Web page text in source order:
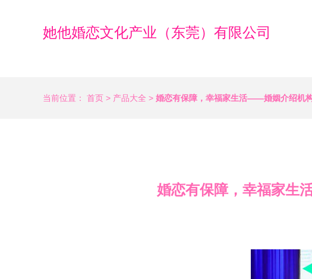
她他婚恋文化产业（东莞）有限公司
当前位置： 首页 > 产品大全 > 婚恋有保障，幸福家生活——婚姻介绍机
婚恋有保障，幸福家生